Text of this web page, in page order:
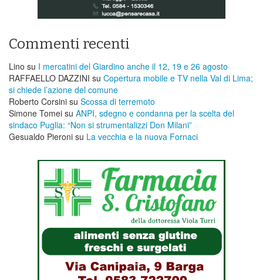
Commenti recenti
Lino su I mercatini del Giardino anche il 12, 19 e 26 agosto
RAFFAELLO DAZZINI su ​Copertura mobile e TV nella Val di Lima;
si chiede l’azione del comune
Roberto Corsini su Scossa di terremoto
Simone Tomei su ANPI, sdegno e condanna per la scelta del
sindaco Puglia: “Non si strumentalizzi Don Milani”
Gesualdo Pieroni su La vecchia e la nuova Fornaci